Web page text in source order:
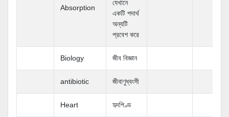
Absorption
যেখানে
একটি পদার্থ
অন্যটি
প্রবেশ করে
Biology জীব বিজ্ঞান
antibiotic জীবাণুধ্বংসী
Heart হৃদপিণ্ড